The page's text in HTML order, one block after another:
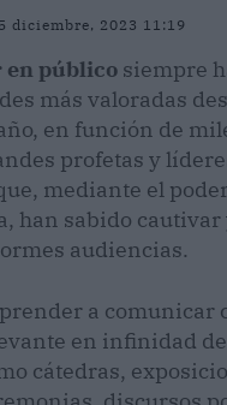
5 diciembre, 2023 11:19
en público siempre
más valoradas
en función de
profetas y
mediante el
han sabido cautivar
audiencias.
a comunicar
en infinidad de
cátedras,